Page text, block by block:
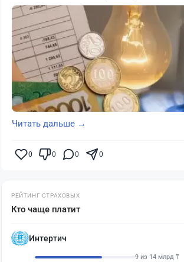
Читать дальше →
0 0 0 0
РЕЙТИНГ СТРАХОВЫХ
Кто чаще платит
Интертич
9 из 14 млрд ₸